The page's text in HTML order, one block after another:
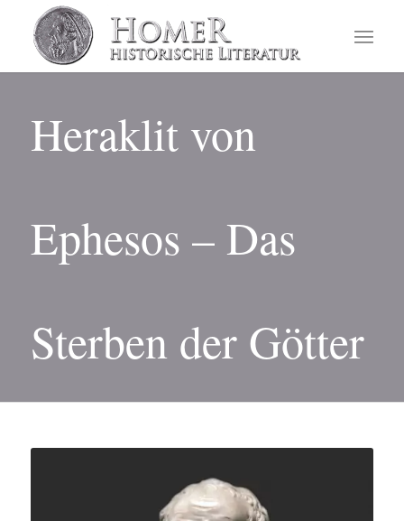
Heraklit von
Ephesos – Das
Sterben der Götter